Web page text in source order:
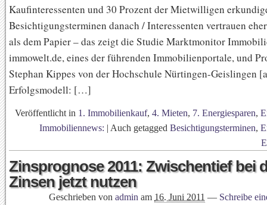
Kaufinteressenten und 30 Prozent der Mietwilligen
Besichtigungsterminen danach / Interessenten vertrauen
als dem Papier – das zeigt die Studie Marktmonitor
immowelt.de, eines der führenden Immobilienportale, und
Stephan Kippes von der Hochschule Nürtingen-Geislingen
Erfolgsmodell: […]
Veröffentlicht in 1. Immobilienkauf, 4. Mieten, 7. Energiesparen,
Immobiliennews: | Auch getagged Besichtigungsterminen,
Zinsprognose 2011: Zwischentief bei
Zinsen jetzt nutzen
Geschrieben von admin am 16. Juni 2011 — Schreibe